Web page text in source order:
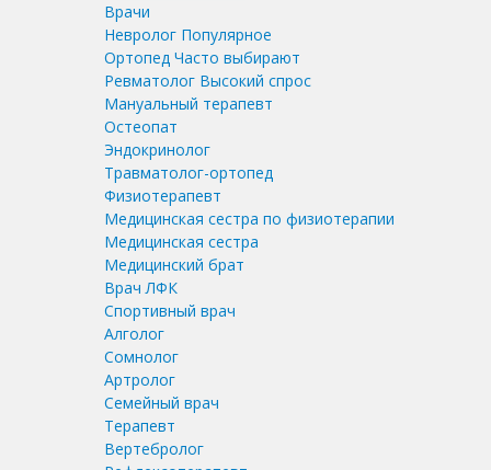
Врачи
Невролог Популярное
Ортопед Часто выбирают
Ревматолог Высокий спрос
Мануальный терапевт
Остеопат
Эндокринолог
Травматолог-ортопед
Физиотерапевт
Медицинская сестра по физиотерапии
Медицинская сестра
Медицинский брат
Врач ЛФК
Спортивный врач
Алголог
Сомнолог
Артролог
Семейный врач
Терапевт
Вертебролог